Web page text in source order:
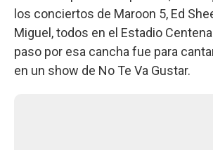
los conciertos de Maroon 5, Ed
Miguel, todos en el Estadio
paso por esa cancha fue para
en un show de No Te Va Gustar.